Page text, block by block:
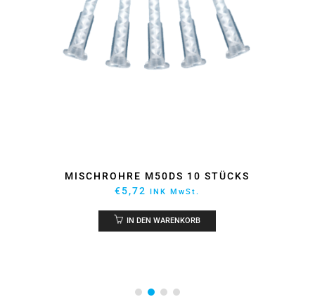
MISCHROHRE M50DS 10 STÜCKS
€5,72 INK MwSt.
IN DEN WARENKORB